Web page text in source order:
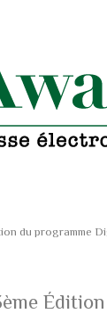
du programme